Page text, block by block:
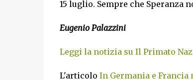
15 luglio. Sempre che Speranza
Eugenio Palazzini
Leggi la notizia su Il Primato
L'articolo In Germania e Francia